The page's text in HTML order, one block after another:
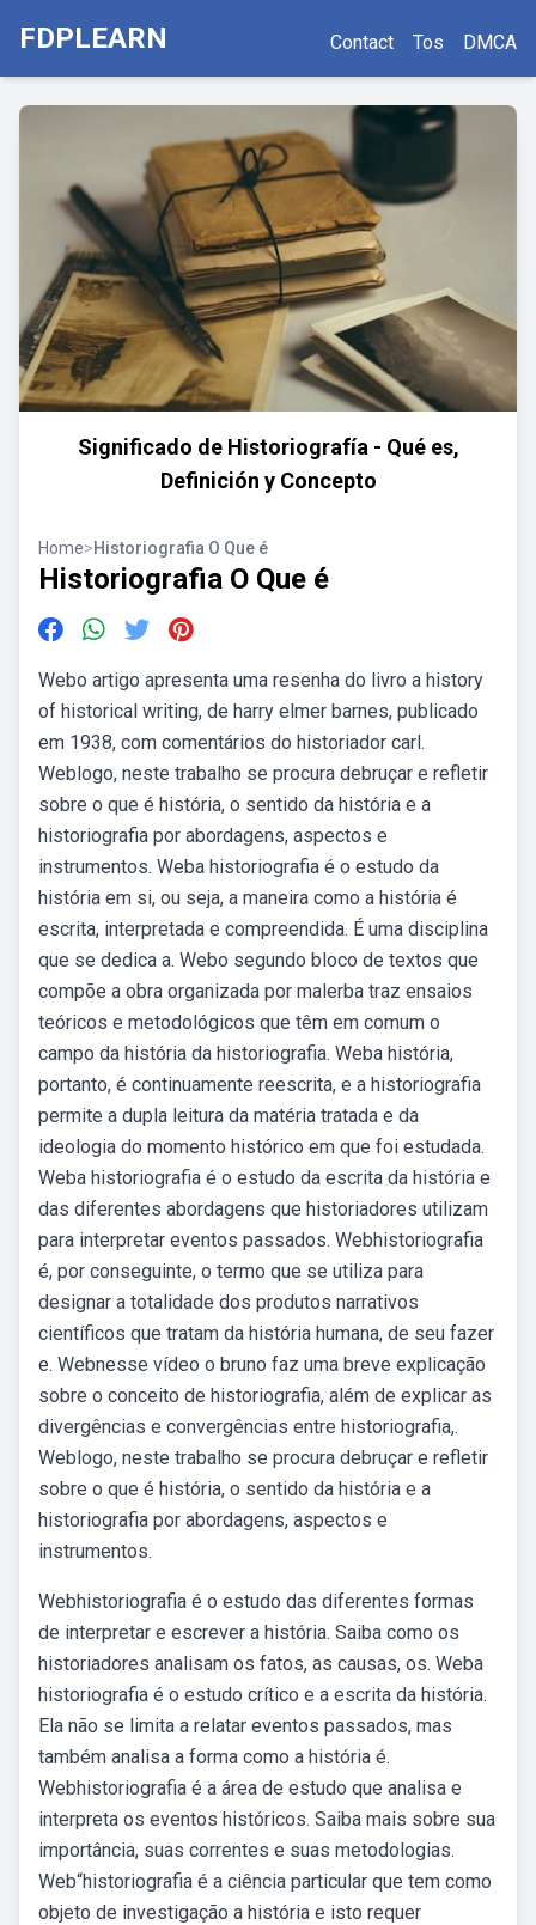
FDPLEARN Contact Tos DMCA
Significado de Historiografía - Qué es,
Definición y Concepto
Home>Historiografia O Que é
Historiografia O Que é
Webo artigo apresenta uma resenha do livro a history
of historical writing, de harry elmer barnes, publicado
em 1938, com comentários do historiador carl.
Weblogo, neste trabalho se procura debruçar e refletir
sobre o que é história, o sentido da história e a
historiografia por abordagens, aspectos e
instrumentos. Weba historiografia é o estudo da
história em si, ou seja, a maneira como a história é
escrita, interpretada e compreendida. É uma disciplina
que se dedica a. Webo segundo bloco de textos que
compõe a obra organizada por malerba traz ensaios
teóricos e metodológicos que têm em comum o
campo da história da historiografia. Weba história,
portanto, é continuamente reescrita, e a historiografia
permite a dupla leitura da matéria tratada e da
ideologia do momento histórico em que foi estudada.
Weba historiografia é o estudo da escrita da história e
das diferentes abordagens que historiadores utilizam
para interpretar eventos passados. Webhistoriografia
é, por conseguinte, o termo que se utiliza para
designar a totalidade dos produtos narrativos
científicos que tratam da história humana, de seu fazer
e. Webnesse vídeo o bruno faz uma breve explicação
sobre o conceito de historiografia, além de explicar as
divergências e convergências entre historiografia,.
Weblogo, neste trabalho se procura debruçar e refletir
sobre o que é história, o sentido da história e a
historiografia por abordagens, aspectos e
instrumentos.
Webhistoriografia é o estudo das diferentes formas
de interpretar e escrever a história. Saiba como os
historiadores analisam os fatos, as causas, os. Weba
historiografia é o estudo crítico e a escrita da história.
Ela não se limita a relatar eventos passados, mas
também analisa a forma como a história é.
Webhistoriografia é a área de estudo que analisa e
interpreta os eventos históricos. Saiba mais sobre sua
importância, suas correntes e suas metodologias.
Web“historiografia é a ciência particular que tem como
objeto de investigação a história e isto requer